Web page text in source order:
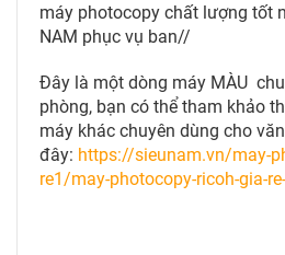
máy photocopy chất lượng tốt
NAM phục vụ ban//
Đây là một dòng máy MÀU
phòng, bạn có thể tham khảo
máy khác chuyên dùng cho
đây: https://sieunam.vn/may-
re1/may-photocopy-ricoh-gia-